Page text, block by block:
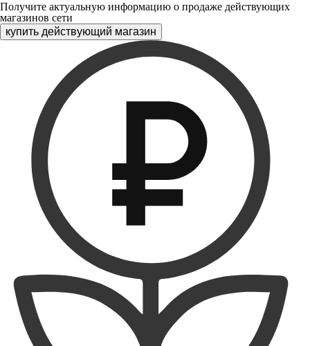
Получите актуальную информацию о продаже действующих
магазинов сети
купить действующий магазин